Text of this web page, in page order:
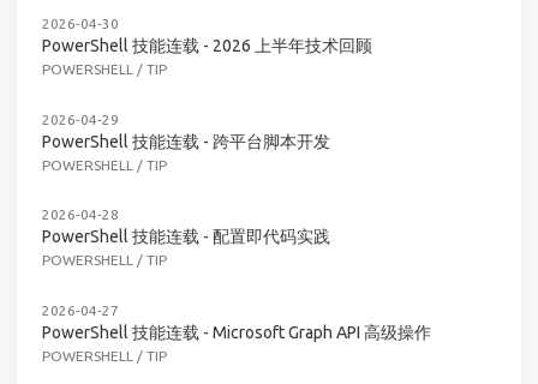
2026-04-30
PowerShell 技能连载 - 2026 上半年技术回顾
POWERSHELL / TIP
2026-04-29
PowerShell 技能连载 - 跨平台脚本开发
POWERSHELL / TIP
2026-04-28
PowerShell 技能连载 - 配置即代码实践
POWERSHELL / TIP
2026-04-27
PowerShell 技能连载 - Microsoft Graph API 高级操作
POWERSHELL / TIP